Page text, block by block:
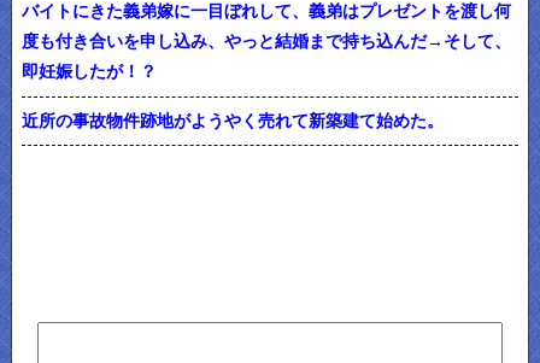
バイトにきた義弟嫁に一目ぼれして、義弟はプレゼントを渡し何
度も付き合いを申し込み、やっと結婚まで持ち込んだ→そして、
即妊娠したが！？
近所の事故物件跡地がようやく売れて新築建て始めた。